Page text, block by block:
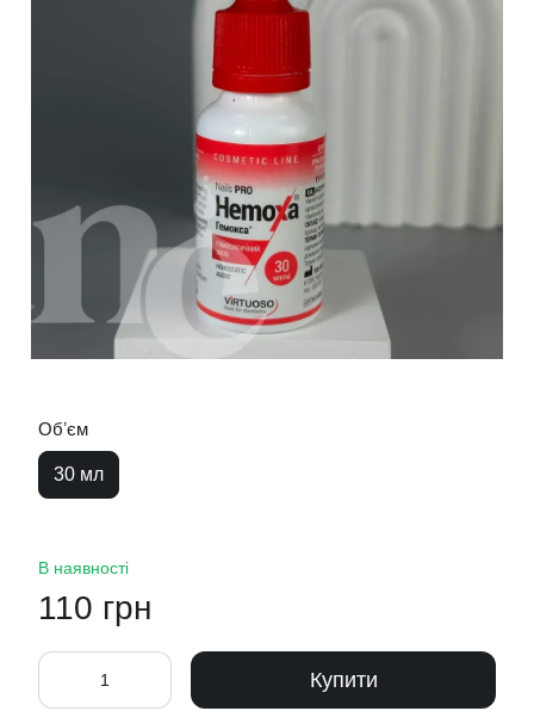
Обʼєм
30 мл
В наявності
110 грн
Купити